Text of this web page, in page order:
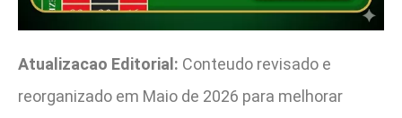
Atualizacao Editorial: Conteudo revisado e
reorganizado em Maio de 2026 para melhorar